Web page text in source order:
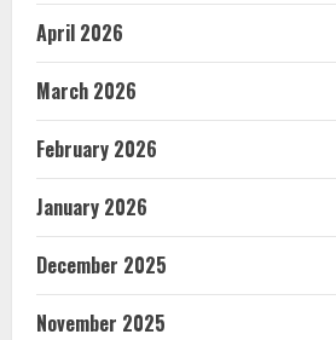
April 2026
March 2026
February 2026
January 2026
December 2025
November 2025